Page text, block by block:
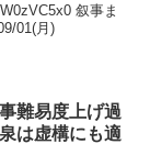
叙事ま
01(月)
難易度上げ過
は虚構にも適